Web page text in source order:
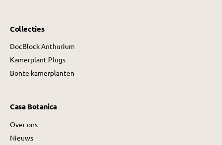
Collecties
DocBlock Anthurium
Kamerplant Plugs
Bonte kamerplanten
Casa Botanica
Over ons
Nieuws